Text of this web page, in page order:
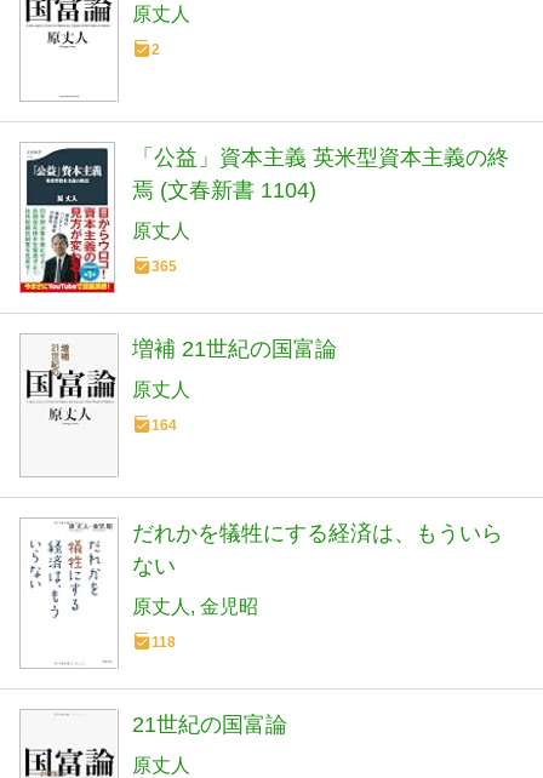
原丈人
2
「公益」資本主義 英米型資本主義の終
焉 (文春新書 1104)
原丈人
365
増補 21世紀の国富論
原丈人
164
だれかを犠牲にする経済は、もういら
ない
原丈人 金児昭
118
21世紀の国富論
原丈人